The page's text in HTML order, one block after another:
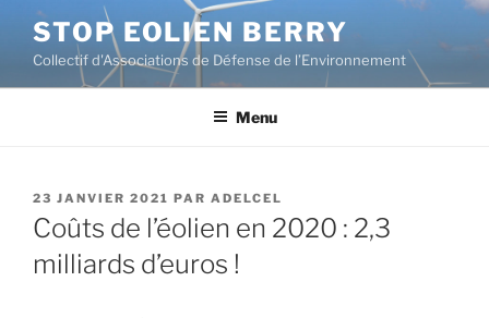
contenu
principal
STOP EOLIEN BERRY
Collectif d'Associations de Défense de l’Environnement
Menu
PUBLIÉ
LE
23 JANVIER 2021 PAR ADELCEL
Coûts de l’éolien en 2020 : 2,3
milliards d’euros !